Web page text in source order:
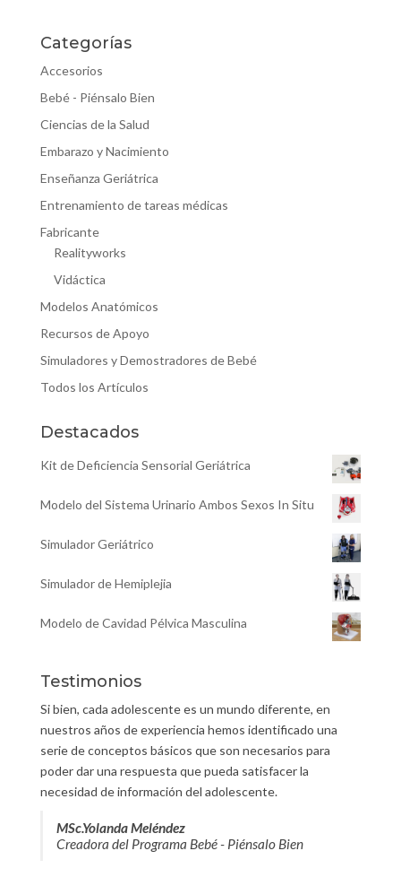
Categorías
Accesorios
Bebé - Piénsalo Bien
Ciencias de la Salud
Embarazo y Nacimiento
Enseñanza Geriátrica
Entrenamiento de tareas médicas
Fabricante
Realityworks
Vidáctica
Modelos Anatómicos
Recursos de Apoyo
Simuladores y Demostradores de Bebé
Todos los Artículos
Destacados
Kit de Deficiencia Sensorial Geriátrica
Modelo del Sistema Urinario Ambos Sexos In Situ
Simulador Geriátrico
Simulador de Hemiplejia
Modelo de Cavidad Pélvica Masculina
Testimonios
Si bien, cada adolescente es un mundo diferente, en
nuestros años de experiencia hemos identificado una
serie de conceptos básicos que son necesarios para
poder dar una respuesta que pueda satisfacer la
necesidad de información del adolescente.
MSc.Yolanda Meléndez
Creadora del Programa Bebé - Piénsalo Bien